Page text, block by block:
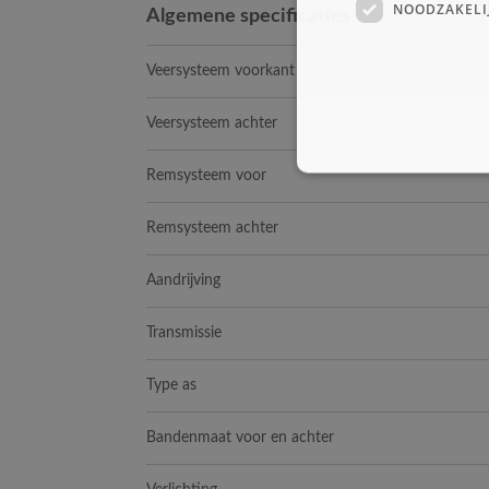
Algemene specificaties
Veersysteem voorkant
Veersysteem achter
Remsysteem voor
Remsysteem achter
Aandrijving
Transmissie
Type as
Bandenmaat voor en achter